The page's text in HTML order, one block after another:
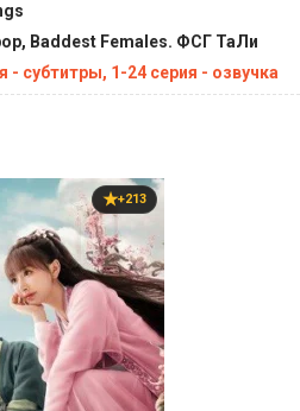
Baddest Females. ФСГ ТаЛи
- субтитры, 1-24 серия - озвучка
+213